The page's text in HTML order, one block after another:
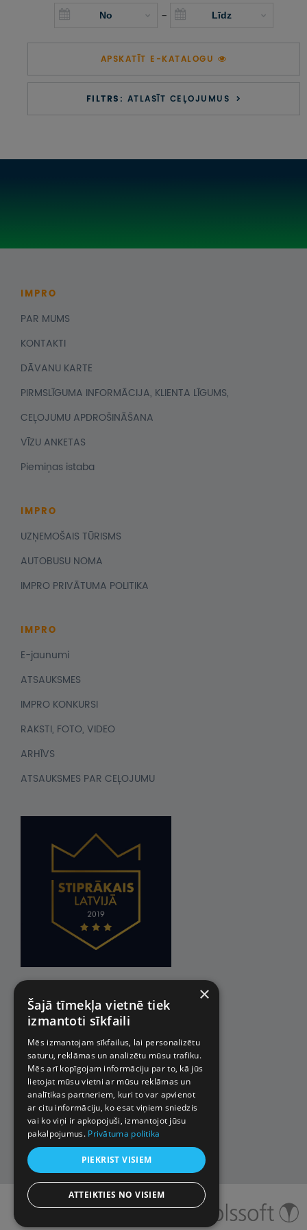
UZŅEMOŠAIS TŪRISMS
IMPRO KONKURSI
PIRMSLĪGUMA INFORMĀCIJA, KLIENTA LĪGUMS,
CEĻOJUMU APDROŠINĀŠANA
-
APSKATĪT E-KATALOGU
FILTRS: ATLASĪT CEĻOJUMUS
IMPRO
PAR MUMS
KONTAKTI
DĀVANU KARTE
PIRMSLĪGUMA INFORMĀCIJA, KLIENTA LĪGUMS,
CEĻOJUMU APDROŠINĀŠANA
VĪZU ANKETAS
Piemiņas istaba
IMPRO
UZŅEMOŠAIS TŪRISMS
AUTOBUSU NOMA
IMPRO PRIVĀTUMA POLITIKA
IMPRO
E-jaunumi
ATSAUKSMES
IMPRO KONKURSI
RAKSTI, FOTO, VIDEO
ARHĪVS
ATSAUKSMES PAR CEĻOJUMU
© 2026 Impro ceļojumi. Visas
tiesības aizsargātas.
×
Šajā tīmekļa vietnē tiek
izmantoti sīkfaili
Mēs izmantojam sīkfailus, lai personalizētu
saturu, reklāmas un analizētu mūsu trafiku.
Mēs arī kopīgojam informāciju par to, kā jūs
lietojat mūsu vietni ar mūsu reklāmas un
analītikas partneriem, kuri to var apvienot
ar citu informāciju, ko esat viņiem sniedzis
vai ko viņi ir apkopojuši, izmantojot jūsu
pakalpojumus. Privātuma politika
PIEKRIST VISIEM
ATTEIKTIES NO VISIEM